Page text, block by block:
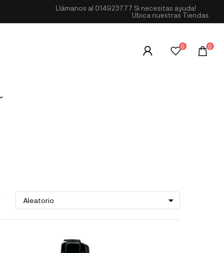
Llámanos al 014923777 Si necesitas ayuda!
Ubica nuestras Tiendas
0 0
Aleatorio 